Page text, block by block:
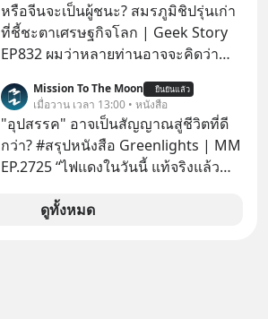
หรือจีนจะเป็นผู้ชนะ? สมรภูมิชิปรุ่นเก่า
ที่ชี้ชะตาเศรษฐกิจโลก | Geek Story
EP832 ผมว่าหลายท่านอาจจะคิดว่า
คิดใหม่ได้เลยครับ! ในขณะที่โลกโฟกัส
ชิป 3 นาโนเมตร แต่จีนกำลังเดินเกมที่
น่ากลัวกว่า โดยการเข้ายึดครองตลาด
‘Legacy Chips’ หรือชิปรุ่นเก่า ฟังดูไร้
EV, อุปกรณ์การแพทย์ ไปจนถึง
ขีปนาวุธ! จีนกำลังใช้ ‘Playbook’ เดิมที่
Mission To The Moon ยืนยันแล้ว
เมื่อวาน เวลา 13:00 • หนังสือ
"อุปสรรค" อาจเป็นสัญญาณสู่ชีวิตที่ดี
กว่า? #สรุปหนังสือ Greenlights | MM
EP.2725 “ไฟแดงในวันนี้ แท้จริงแล้ว
เปลี่ยนสี” McConaughey ดาราดาวรุ่ง
ดูทั้งหมด